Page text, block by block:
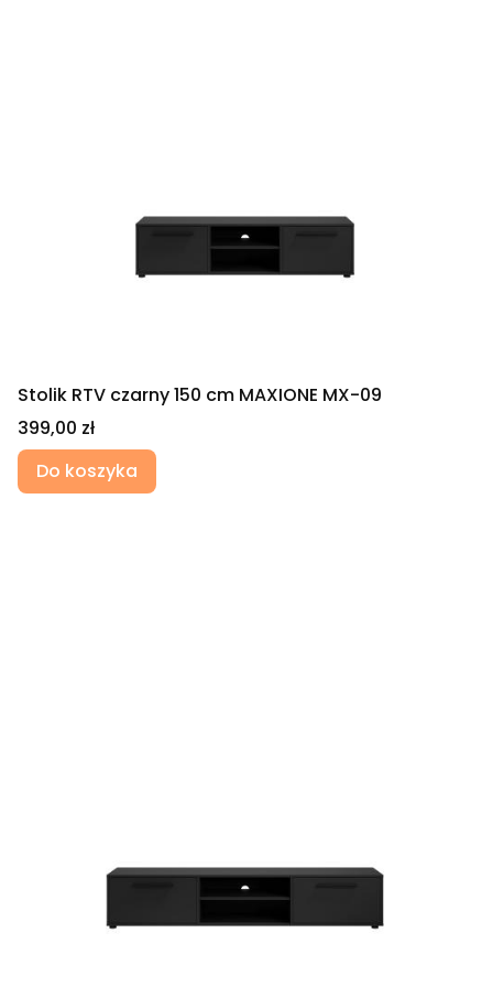
Stolik RTV czarny 150 cm MAXIONE MX-09
Cena
399,00 zł
Do koszyka